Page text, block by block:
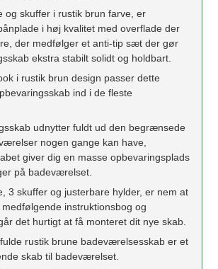
og skuffer i rustik brun farve, er
i høj kvalitet med overflade der
der medfølger et anti-tip sæt der gør
ekstra stabilt solidt og holdbart.
i rustik brun design passer dette
ind i de fleste
udnytter fuldt ud den begrænsede
nogen gange kan have,
giver dig en masse opbevaringsplads
på badeværelset.
3 skuffer og justerbare hylder, er nem at
instruktionsbog og
det hurtigt at få monteret dit nye skab.
rustik brune badeværelsesskab er et
skab til badeværelset.